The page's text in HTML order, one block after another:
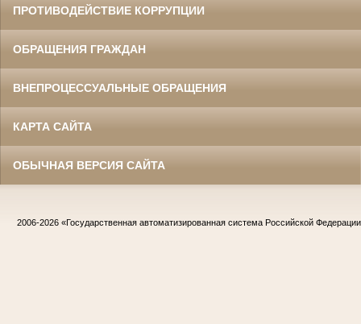
ПРОТИВОДЕЙСТВИЕ КОРРУПЦИИ
ОБРАЩЕНИЯ ГРАЖДАН
ВНЕПРОЦЕССУАЛЬНЫЕ ОБРАЩЕНИЯ
КАРТА САЙТА
ОБЫЧНАЯ ВЕРСИЯ САЙТА
2006-2026 «Государственная автоматизированная система Российской